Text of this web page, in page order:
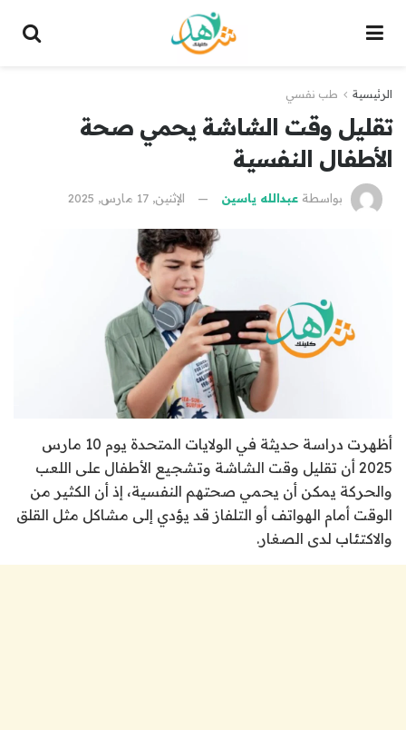
الرئيسية طب نفسي
تقليل وقت الشاشة يحمي صحة
الأطفال النفسية
بواسطة عبدالله ياسين الإثنين, 17 مارس, 2025
أظهرت دراسة حديثة في الولايات المتحدة يوم 10 مارس
2025 أن تقليل وقت الشاشة وتشجيع الأطفال على اللعب
والحركة يمكن أن يحمي صحتهم النفسية، إذ أن الكثير من
الوقت أمام الهواتف أو التلفاز قد يؤدي إلى مشاكل مثل القلق
والاكتئاب لدى الصغار.